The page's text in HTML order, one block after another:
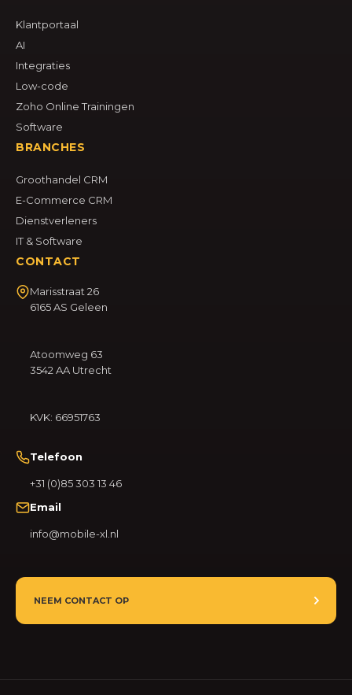
Klantportaal
AI
Integraties
Low-code
Zoho Online Trainingen
Software
BRANCHES
Groothandel CRM
E-Commerce CRM
Dienstverleners
IT & Software
CONTACT
Marisstraat 26
6165 AS Geleen
Atoomweg 63
3542 AA Utrecht
KVK: 66951763
Telefoon
+31 (0)85 303 13 46
Email
info@mobile-xl.nl
NEEM CONTACT OP